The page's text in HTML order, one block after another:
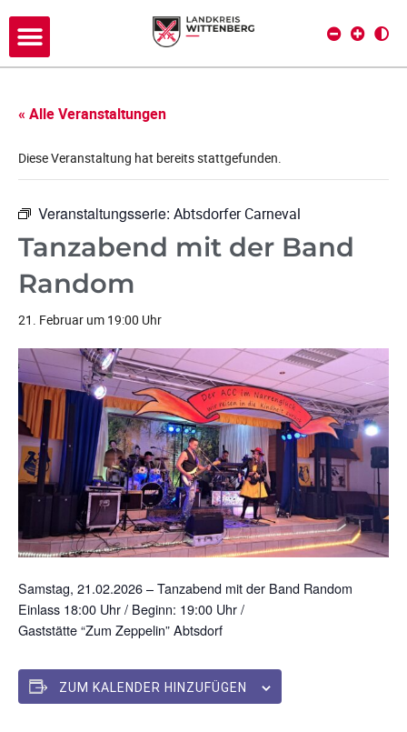
« Alle Veranstaltungen
Diese Veranstaltung hat bereits stattgefunden.
Veranstaltungsserie: Abtsdorfer Carneval
Tanzabend mit der Band
Random
21. Februar um 19:00 Uhr
Samstag, 21.02.2026 – Tanzabend mit der Band Random
Einlass 18:00 Uhr / Beginn: 19:00 Uhr /
Gaststätte “Zum Zeppelin” Abtsdorf
ZUM KALENDER HINZUFÜGEN